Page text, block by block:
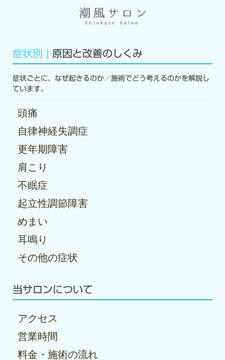
症状別 | 原因と改善のしくみ
症状ごとに、なぜ起きるのか／施術でどう考えるのかを解説し
ています。
頭痛
自律神経失調症
更年期障害
肩こり
不眠症
起立性調節障害
めまい
耳鳴り
その他の症状
当サロンについて
アクセス
営業時間
料金・施術の流れ